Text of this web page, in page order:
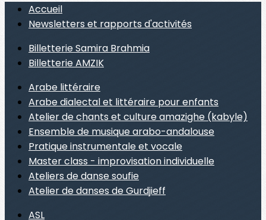
Accueil
Newsletters et rapports d'activités
Billetterie Samira Brahmia
Billetterie AMZIK
Arabe littéraire
Arabe dialectal et littéraire pour enfants
Atelier de chants et culture amazighe (kabyle)
Ensemble de musique arabo-andalouse
Pratique instrumentale et vocale
Master class - improvisation individuelle
Ateliers de danse soufie
Atelier de danses de Gurdjieff
ASL